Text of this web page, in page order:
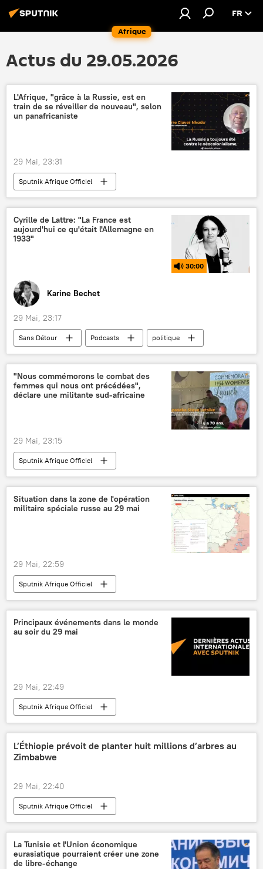
Afrique
FR
Actus du 29.05.2026
L'Afrique, "grâce à la Russie, est en
train de se réveiller de nouveau", selon
un panafricaniste
29 Mai, 23:31
Sputnik Afrique Officiel
Cyrille de Lattre: "La France est
aujourd'hui ce qu'était l'Allemagne en
1933"
30:00
Karine Bechet
29 Mai, 23:17
Sans Détour Podcasts
politique
Union européenne (UE)
OTAN
États-Unis
France
militarisation
militarisme
conflit ukrainien
"Nous commémorons le combat des
femmes qui nous ont précédées",
déclare une militante sud-africaine
29 Mai, 23:15
Sputnik Afrique Officiel
Situation dans la zone de l'opération
militaire spéciale russe au 29 mai
29 Mai, 22:59
Sputnik Afrique Officiel
Principaux événements dans le monde
au soir du 29 mai
29 Mai, 22:49
Sputnik Afrique Officiel
L’Éthiopie prévoit de planter huit millions d’arbres au
Zimbabwe
29 Mai, 22:40
Sputnik Afrique Officiel
La Tunisie et l'Union économique
eurasiatique pourraient créer une zone
de libre-échange